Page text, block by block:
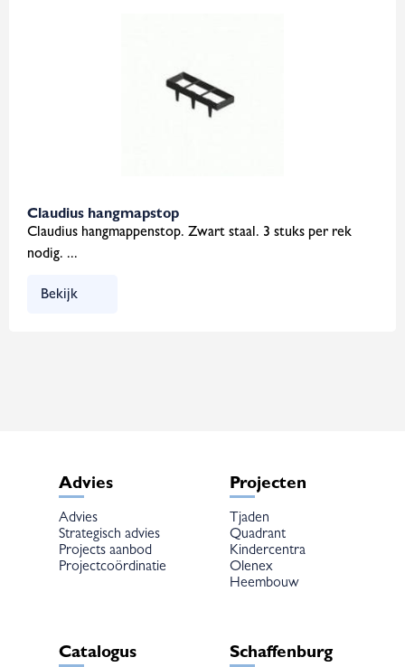
Claudius hangmapstop
Claudius hangmappenstop. Zwart staal. 3 stuks per rek
nodig. ...
Bekijk
Advies
Advies
Strategisch advies
Projects aanbod
Projectcoördinatie
Projecten
Tjaden
Quadrant
Kindercentra
Olenex
Heembouw
Catalogus Schaffenburg